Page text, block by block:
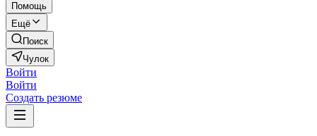
Помощь
Ещё
Поиск
Чулок
Войти
Войти
Создать резюме